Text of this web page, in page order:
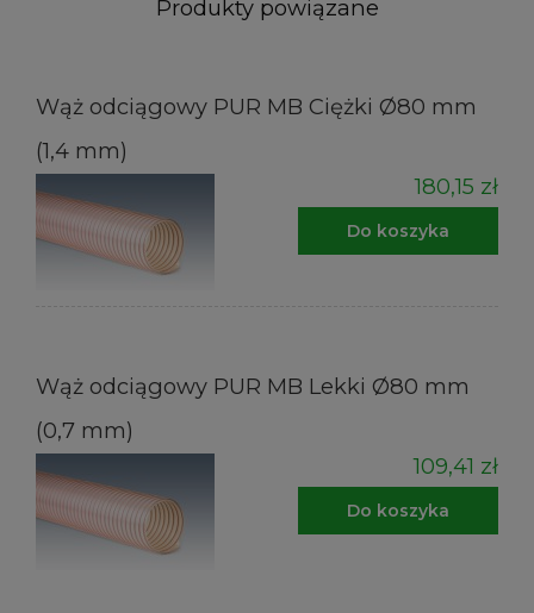
Produkty powiązane
Wąż odciągowy PUR MB Ciężki Ø80 mm
(1,4 mm)
180,15 zł
Do koszyka
Wąż odciągowy PUR MB Lekki Ø80 mm
(0,7 mm)
109,41 zł
Do koszyka